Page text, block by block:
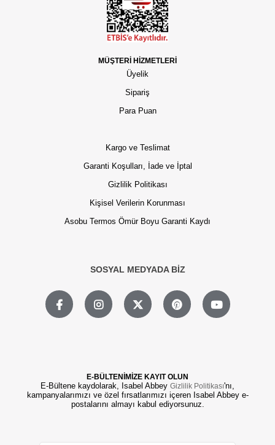
MÜŞTERİ HİZMETLERİ
Üyelik
Sipariş
Para Puan
Kargo ve Teslimat
Garanti Koşulları, İade ve İptal
Gizlilik Politikası
Kişisel Verilerin Korunması
Asobu Termos Ömür Boyu Garanti Kaydı
SOSYAL MEDYADA BİZ
E-BÜLTENİMİZE KAYIT OLUN
E-Bültene kaydolarak, Isabel Abbey Gizlilik Politikası'nı,
kampanyalarımızı ve özel fırsatlarımızı içeren Isabel Abbey e-
postalarını almayı kabul ediyorsunuz.